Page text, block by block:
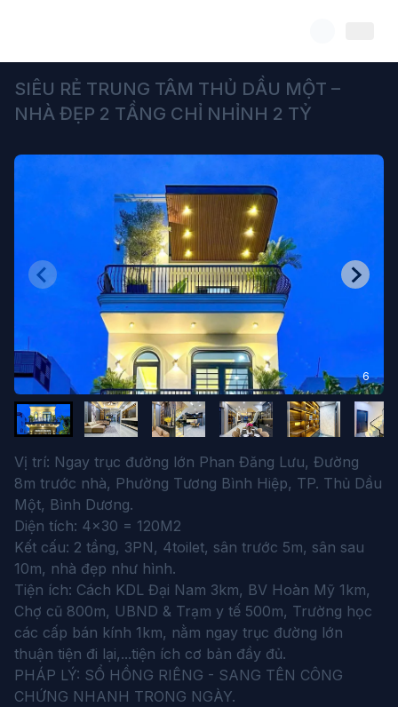
SIÊU RẺ TRUNG TÂM THỦ DẦU MỘT –
NHÀ ĐẸP 2 TẦNG CHỈ NHỈNH 2 TỶ
6
Vị trí: Ngay trục đường lớn Phan Đăng Lưu, Đường
8m trước nhà, Phường Tương Bình Hiệp, TP. Thủ Dầu
Một, Bình Dương.
Diện tích: 4x30 = 120M2
Kết cấu: 2 tầng, 3PN, 4toilet, sân trước 5m, sân sau
10m, nhà đẹp như hình.
Tiện ích: Cách KDL Đại Nam 3km, BV Hoàn Mỹ 1km,
Chợ cũ 800m, UBND & Trạm y tế 500m, Trường học
các cấp bán kính 1km, nằm ngay trục đường lớn
thuận tiện đi lại,...tiện ích cơ bản đầy đủ.
PHÁP LÝ: SỔ HỒNG RIÊNG - SANG TÊN CÔNG
CHỨNG NHANH TRONG NGÀY.